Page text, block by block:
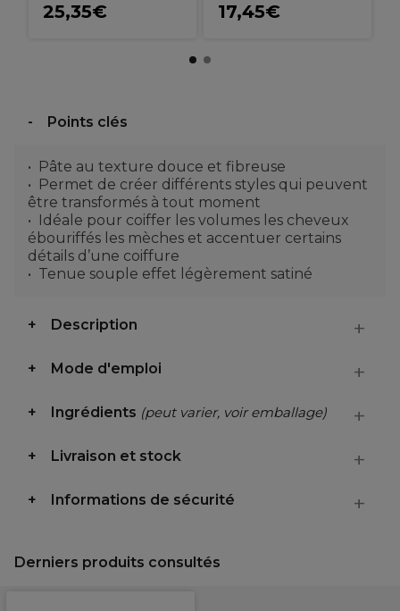
25,35€ 17,45€
Points clés
Pâte au texture douce et fibreuse
Permet de créer différents styles qui peuvent
être transformés à tout moment
Idéale pour coiffer les volumes les cheveux
ébouriffés les mèches et accentuer certains
détails d’une coiffure
Tenue souple effet légèrement satiné
Description
Mode d'emploi
Ingrédients (peut varier, voir emballage)
Livraison et stock
Informations de sécurité
Derniers produits consultés